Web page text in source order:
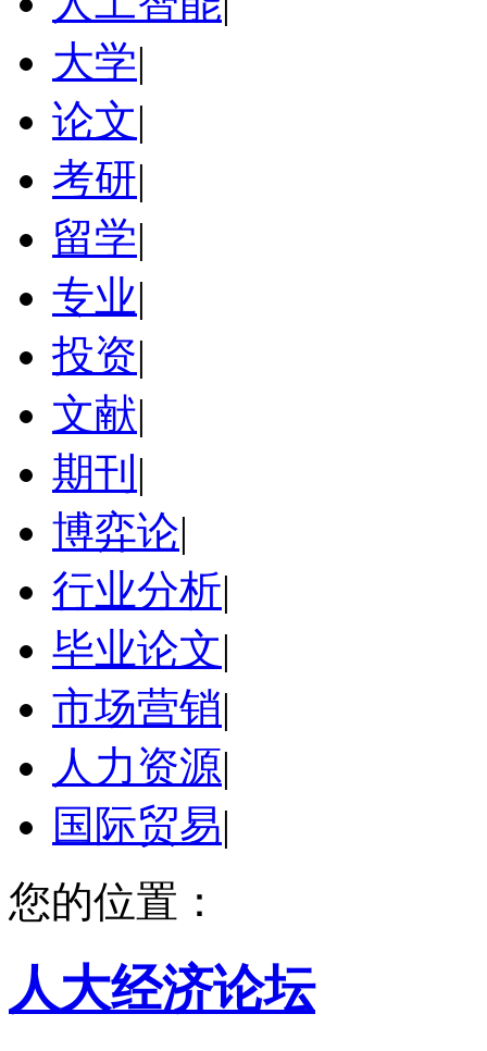
大学|
论文|
考研|
留学|
专业|
投资|
文献|
期刊 |
博弈论|
行业分析|
毕业论文|
市场营销|
人力资源|
国际贸易|
您的位置：
人大经济论坛